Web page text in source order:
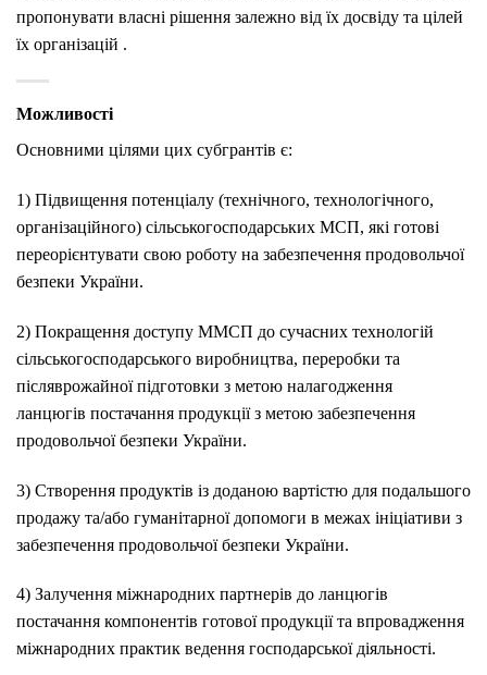
пропонувати власні рішення залежно від їх досвіду та цілей
їх організацій .
Можливості
Основними цілями цих субгрантів є:
1) Підвищення потенціалу (технічного, технологічного,
організаційного) сільськогосподарських МСП, які готові
переорієнтувати свою роботу на забезпечення продовольчої
безпеки України.
2) Покращення доступу ММСП до сучасних технологій
сільськогосподарського виробництва, переробки та
післяврожайної підготовки з метою налагодження
ланцюгів постачання продукції з метою забезпечення
продовольчої безпеки України.
3) Створення продуктів із доданою вартістю для подальшого
продажу та/або гуманітарної допомоги в межах ініціативи з
забезпечення продовольчої безпеки України.
4) Залучення міжнародних партнерів до ланцюгів
постачання компонентів готової продукції та впровадження
міжнародних практик ведення господарської діяльності.